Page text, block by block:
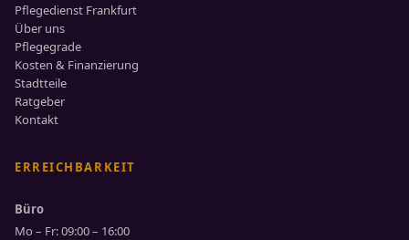
Pflegedienst Frankfurt
Über uns
Pflegegrade
Kosten & Finanzierung
Stadtteile
Ratgeber
Kontakt
ERREICHBARKEIT
Büro
Mo – Fr: 09:00 – 16:00